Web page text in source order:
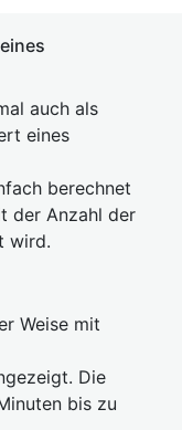
auch als
eines
berechnet
der Anzahl der
wird.
Weise mit
Die
bis zu